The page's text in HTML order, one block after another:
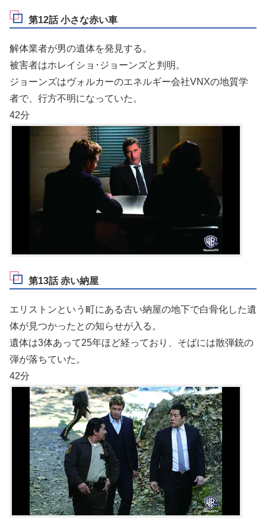
第12話 小さな赤い車
解体業者が男の遺体を発見する。
被害者はホレイショ･ジョーンズと判明。
ジョーンズはヴォルカーのエネルギー会社VNXの地質学
者で、行方不明になっていた。
42分
第13話 赤い納屋
エリストンという町にある古い納屋の地下で白骨化した遺
体が見つかったとの知らせが入る。
遺体は3体あって25年ほど経っており、そばには散弾銃の
弾が落ちていた。
42分